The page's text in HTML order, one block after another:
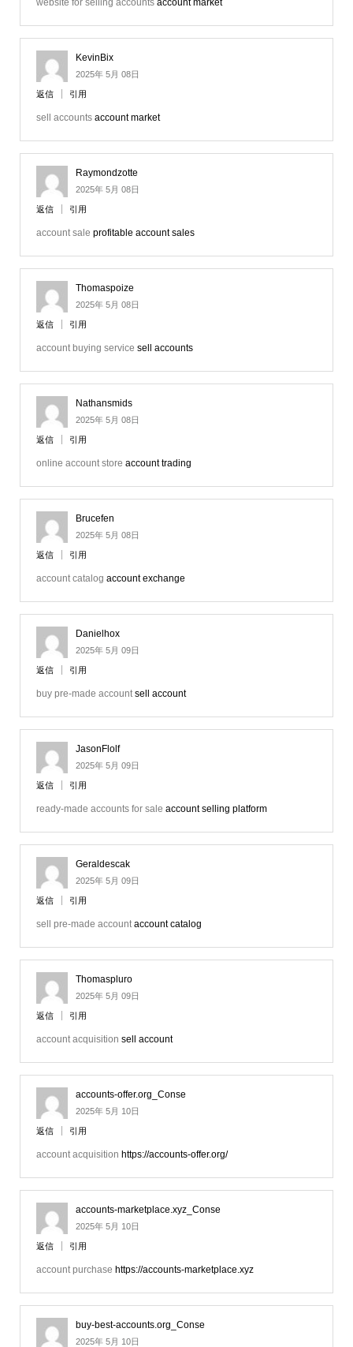
website for selling accounts account market
KevinBix
2025年 5月 08日
返信 引用
sell accounts account market
Raymondzotte
2025年 5月 08日
返信 引用
account sale profitable account sales
Thomaspoize
2025年 5月 08日
返信 引用
account buying service sell accounts
Nathansmids
2025年 5月 08日
返信 引用
online account store account trading
Brucefen
2025年 5月 08日
返信 引用
account catalog account exchange
Danielhox
2025年 5月 09日
返信 引用
buy pre-made accountsell account
JasonFlolf
2025年 5月 09日
返信 引用
ready-made accounts for sale account selling platform
Geraldescak
2025年 5月 09日
返信 引用
sell pre-made accountaccount catalog
Thomaspluro
2025年 5月 09日
返信 引用
account acquisition sell account
accounts-offer.org_Conse
2025年 5月 10日
返信 引用
account acquisition https://accounts-offer.org/
accounts-marketplace.xyz_Conse
2025年 5月 10日
返信 引用
account purchase https://accounts-marketplace.xyz
buy-best-accounts.org_Conse
2025年 5月 10日